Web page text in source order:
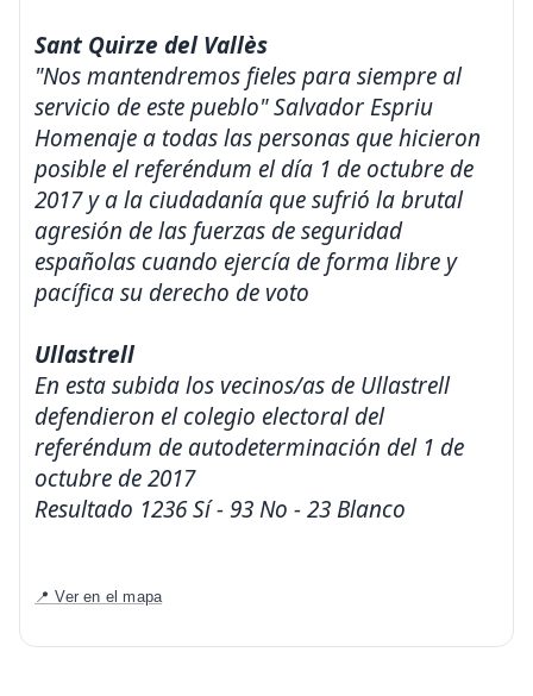
Sant Quirze del Vallès
"Nos mantendremos fieles para siempre al
servicio de este pueblo" Salvador Espriu
Homenaje a todas las personas que hicieron
posible el referéndum el día 1 de octubre de
2017 y a la ciudadanía que sufrió la brutal
agresión de las fuerzas de seguridad
españolas cuando ejercía de forma libre y
pacífica su derecho de voto
Ullastrell
En esta subida los vecinos/as de Ullastrell
defendieron el colegio electoral del
referéndum de autodeterminación del 1 de
octubre de 2017
Resultado 1236 Sí - 93 No - 23 Blanco
📍 Ver en el mapa